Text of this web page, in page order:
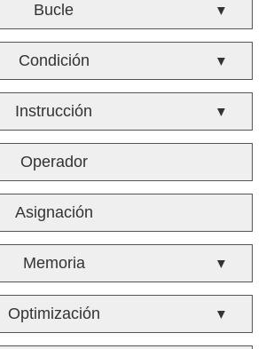
Bucle ▼
Condición ▼
Instrucción ▼
Operador
Asignación
Memoria ▼
Optimización ▼